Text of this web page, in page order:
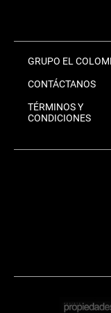
GRUPO EL
CONTÁCTANOS
TÉRMINOS Y
CONDICIONES